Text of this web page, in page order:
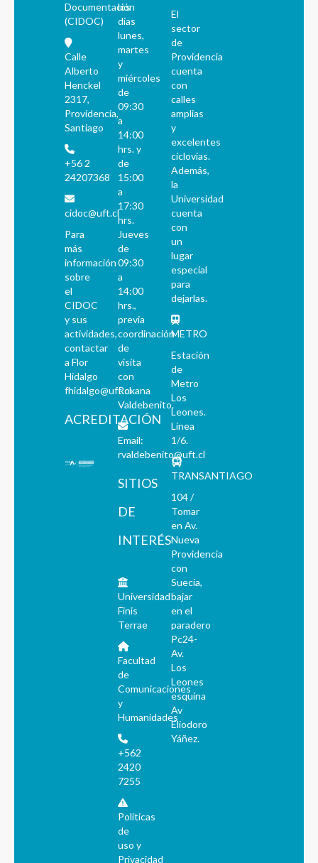
Documentación
(CIDOC)
Calle
Alberto
Henckel
2317,
Providencia,
Santiago
+56 2
24207368
cidoc@uft.cl
Para
más
información
sobre
el
CIDOC
y sus
actividades,
contactar
a Flor
Hidalgo
fhidalgo@uft.cl
ACREDITACIÓN
los
días
lunes,
martes
y
miércoles
de
09:30
a
14:00
hrs. y
de
15:00
a
17:30
hrs.
Jueves
de
09:30
a
14:00
hrs.,
previa
coordinación
de
visita
con
Roxana
Valdebenito.
Email:
rvaldebenito@uft.cl
SITIOS
DE
INTERÉS
Universidad
Finis
Terrae
Facultad
de
Comunicaciones
y
Humanidades
+562
2420
7255
Políticas
de
uso y
Privacidad
El
sector
de
Providencia
cuenta
con
calles
amplias
y
excelentes
ciclovías.
Además,
la
Universidad
cuenta
con
un
lugar
especial
para
dejarlas.
METRO
Estación
de
Metro
Los
Leones.
Línea
1/6.
TRANSANTIAGO
104 /
Tomar
en Av.
Nueva
Providencia
con
Suecia,
bajar
en el
paradero
Pc24-
Av.
Los
Leones
esquina
Av
Eliodoro
Yáñez.